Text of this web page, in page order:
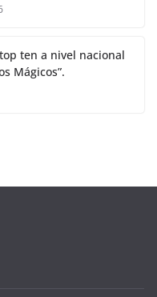
ten a nivel nacional
Mágicos”.